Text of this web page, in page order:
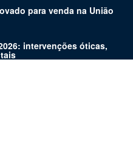
para venda na União
intervenções óticas,